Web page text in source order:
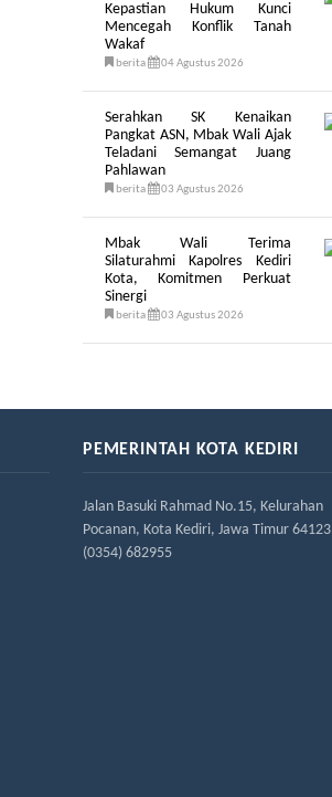
Kepastian Hukum Kunci
Mencegah Konflik Tanah
Wakaf
berita 04 Agustus 2026
Serahkan SK Kenaikan
Pangkat ASN, Mbak Wali Ajak
Teladani Semangat Juang
Pahlawan
berita 03 Agustus 2026
Mbak Wali Terima
Silaturahmi Kapolres Kediri
Kota, Komitmen Perkuat
Sinergi
berita 03 Agustus 2026
PEMERINTAH KOTA KEDIRI
Jalan Basuki Rahmad No.15, Kelurahan
Pocanan, Kota Kediri, Jawa Timur 64123
(0354) 682955